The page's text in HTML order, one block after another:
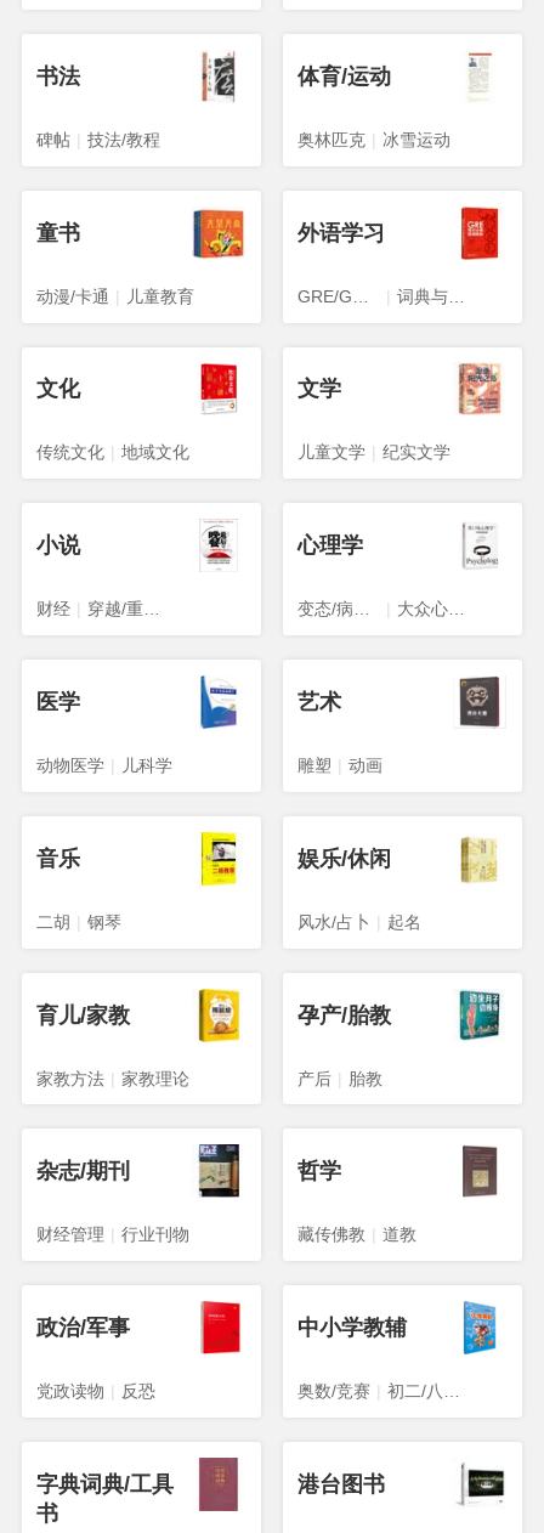
书法
碑帖 | 技法/教程
体育/运动
奥林匹克 | 冰雪运动
童书
动漫/卡通 | 儿童教育
外语学习
| 词典与工具书
文化
传统文化 | 地域文化
文学
儿童文学 | 纪实文学
小说
财经 |
心理学
| 大众心理学
医学
动物医学 | 儿科学
艺术
雕塑 | 动画
音乐
二胡 | 钢琴
娱乐/休闲
风水/占卜 | 起名
育儿/家教
家教方法 | 家教理论
孕产/胎教
产后 | 胎教
杂志/期刊
财经管理 | 行业刊物
哲学
藏传佛教 | 道教
政治/军事
党政读物 | 反恐
中小学教辅
奥数/竞赛 |
字典词典/工具
书
港台图书